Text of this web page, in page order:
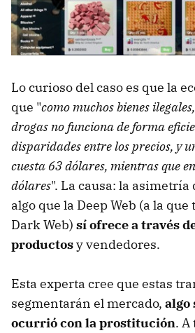
Lo curioso del caso es que la
que "como muchos bienes
drogas no funciona de forma
disparidades entre los precios, y
cuesta 63 dólares, mientras que
dólares". La causa: la
algo que la Deep Web (a la
Dark Web) sí ofrece a través
productosy vendedores.
Esta experta cree que estas
segmentarán el mercado, algo
ocurrió con la prostitución.